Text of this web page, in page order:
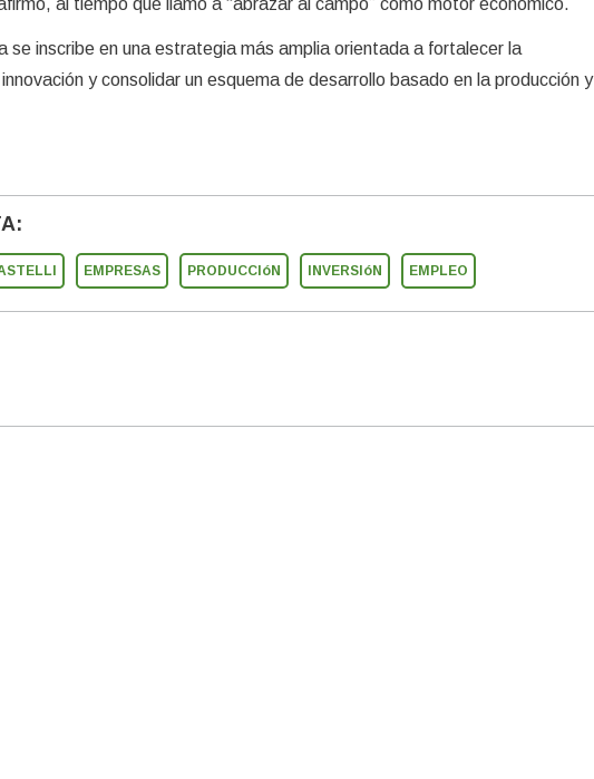
al tiempo que llamó a “abrazar al campo” como motor económico.
se inscribe en una estrategia más amplia orientada a fortalecer la
y consolidar un esquema de desarrollo basado en la producción y
EMPRESAS PRODUCCIóN INVERSIóN EMPLEO